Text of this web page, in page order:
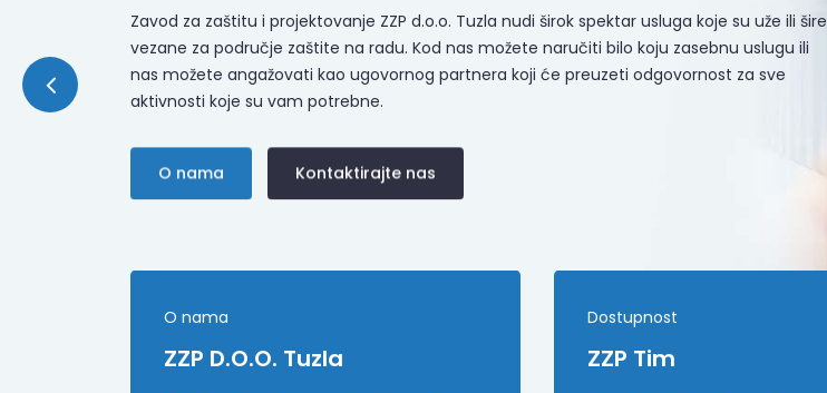
Zavod za zaštitu i projektovanje ZZP d.o.o. Tuzla nudi širok spektar usluga koje su uže ili šire
vezane za područje zaštite na radu. Kod nas možete naručiti bilo koju zasebnu uslugu ili
nas možete angažovati kao ugovornog partnera koji će preuzeti odgovornost za sve
aktivnosti koje su vam potrebne.
O nama Kontaktirajte nas
O nama
ZZP D.o.o. Tuzla
Dostupnost
ZZP Tim